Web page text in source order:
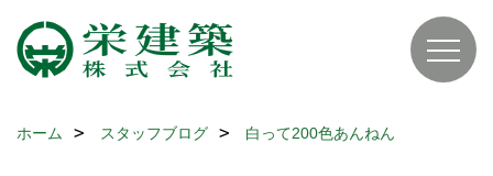
ホーム スタッフブログ 白って200色あんねん